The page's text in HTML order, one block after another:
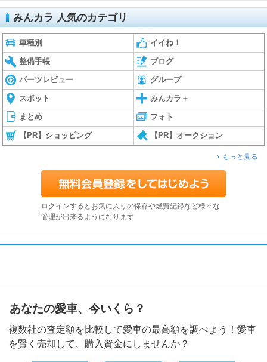
みんカラ 人気のカテゴリ
車種別 イイね！
整備手帳 ブログ
パーツレビュー グループ
スポット みんカラ＋
まとめ フォト
【PR】ショッピング 【PR】オークション
もっと見る
ログインするとお気に入りの保存や燃費記録など様々な
管理が出来るようになります
あなたの愛車、今いくら？
複数社の査定額を比較して愛車の最高額を調べよう！愛車
を賢く売却して、購入資金にしませんか？